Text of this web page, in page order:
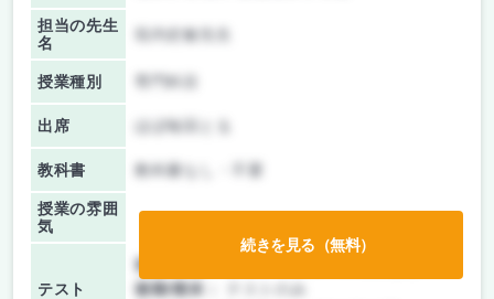
担当の先生
名
垣内史敏先生
授業種別
出席 ほぼ毎回とる
教科書 教科書なし・不要
授業の雰囲
気
テスト
前期/中間：
後期/期末：
続きを見る（無料）